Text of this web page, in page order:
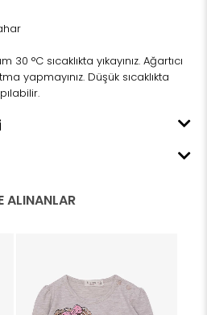
30 °C sıcaklıkta yıkayınız. Ağartıcı
yapmayınız. Düşük sıcaklıkta